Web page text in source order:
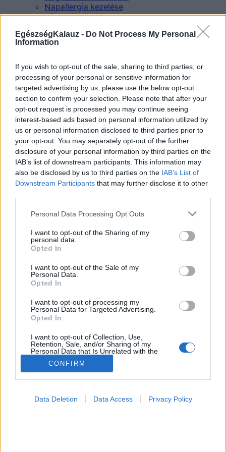
EgészségKalauz - Do Not Process My Personal
Information
If you wish to opt-out of the sale, sharing to third parties, or
processing of your personal or sensitive information for
targeted advertising by us, please use the below opt-out
section to confirm your selection. Please note that after your
opt-out request is processed you may continue seeing
interest-based ads based on personal information utilized by
us or personal information disclosed to third parties prior to
your opt-out. You may separately opt-out of the further
disclosure of your personal information by third parties on the
IAB’s list of downstream participants. This information may
also be disclosed by us to third parties on the IAB’s List of
Downstream Participants that may further disclose it to other
Please note that this website/app uses one or more Google
not limited to your visit or usage behaviour. You may click to
grant or deny consent to Google and its third-party tags to
use your data for below specified purposes in below Google
consent section.
Personal Data Processing Opt Outs
I want to opt-out of the Sharing of my
personal data.
Opted In
I want to opt-out of the Sale of my
Personal Data.
Opted In
I want to opt-out of processing my
Personal Data for Targeted Advertising.
Opted In
I want to opt-out of Collection, Use,
Retention, Sale, and/or Sharing of my
Personal Data that Is Unrelated with the
Purposes for which it was collected.
Opted Out
CONFIRM
Data Deletion Data Access Privacy Policy
Napallergia kezelése
Fülgyulladás kezelése
Összes Kezelés
Életmódváltás
Betegségek A-Z
Tünet
Vizsgálat
Kezelés
Életmódváltás
Kutatás
Prevenció
Hírek
Kisállatok egészsége
#allergia#influenza
#orvosmeteorológia
Regisztráció
Egészségügyi hírek
Egészségügyi hírek